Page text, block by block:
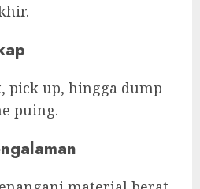
pick up, hingga dump
puing.